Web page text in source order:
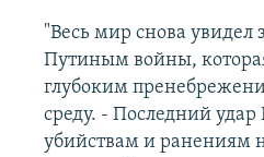
"Весь мир снова увидел
Путиным войны,
глубоким
среду. - Последний
убийствам и ранениям